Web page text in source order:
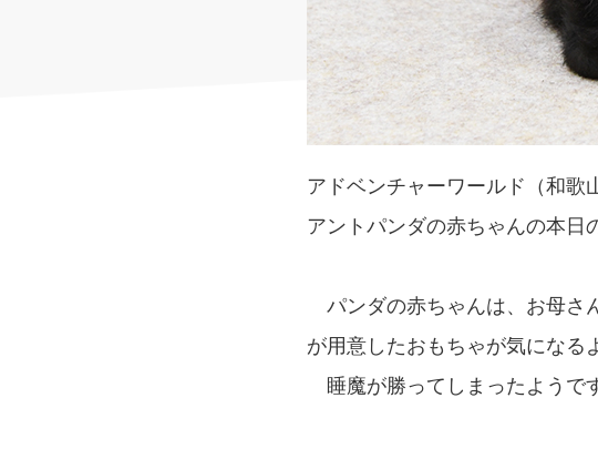
アドベンチャーワールド（和歌
アントパンダの赤ちゃんの本日
パンダの赤ちゃんは、お母さ
が用意したおもちゃが気になる
睡魔が勝ってしまったようで